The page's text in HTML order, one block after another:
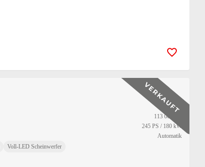
Zur
4/2019
113 000 km
245 PS / 180 kW
Automatik
Voll-LED Scheinwerfer